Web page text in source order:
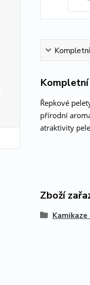
Řepkové
přírodní
atraktivity
Zboží
Kamikaze